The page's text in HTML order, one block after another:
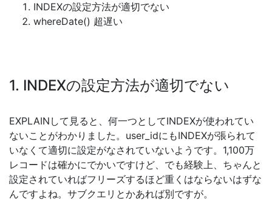
INDEXの設定方法が適切でない
whereDate() 超遅い
1. INDEXの設定方法が適切でない
EXPLAINして見ると、何一つとしてINDEXが使われてい
ないことがわかりました。user_idにもINDEXが張られて
いなくて適切に設定がなされていないようです。1,100万
レコードは確かにでかいですけど、でも経験上、ちゃんと
設定されていればフリーズするほど重くはならないはずな
んですよね。サブクエリとかあれば別ですが。